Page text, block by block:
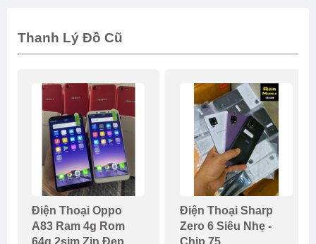
Thanh Lý Đồ Cũ
Điện Thoại Oppo
A83 Ram 4g Rom
Điện Thoại Sharp
Zero 6 Siêu Nhẹ -